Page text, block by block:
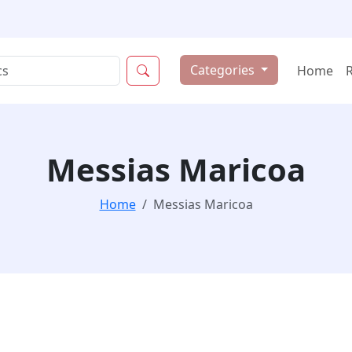
Categories Home
Messias Maricoa
Home Messias Maricoa